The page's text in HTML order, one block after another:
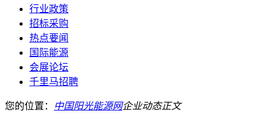
行业政策
招标采购
热点要闻
国际能源
会展论坛
千里马招聘
您的位置： 中国阳光能源网企业动态正文